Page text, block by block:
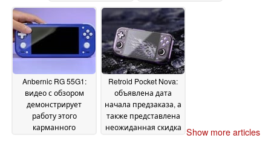
2026
стартовой цене 239
долларов27 June 2026
Anbernic RG 55G1:
видео с обзором
демонстрирует
работу этого
карманного
Retroid Pocket Nova:
объявлена дата
начала предзаказа, а
также представлена
неожиданная скидка Show more articles